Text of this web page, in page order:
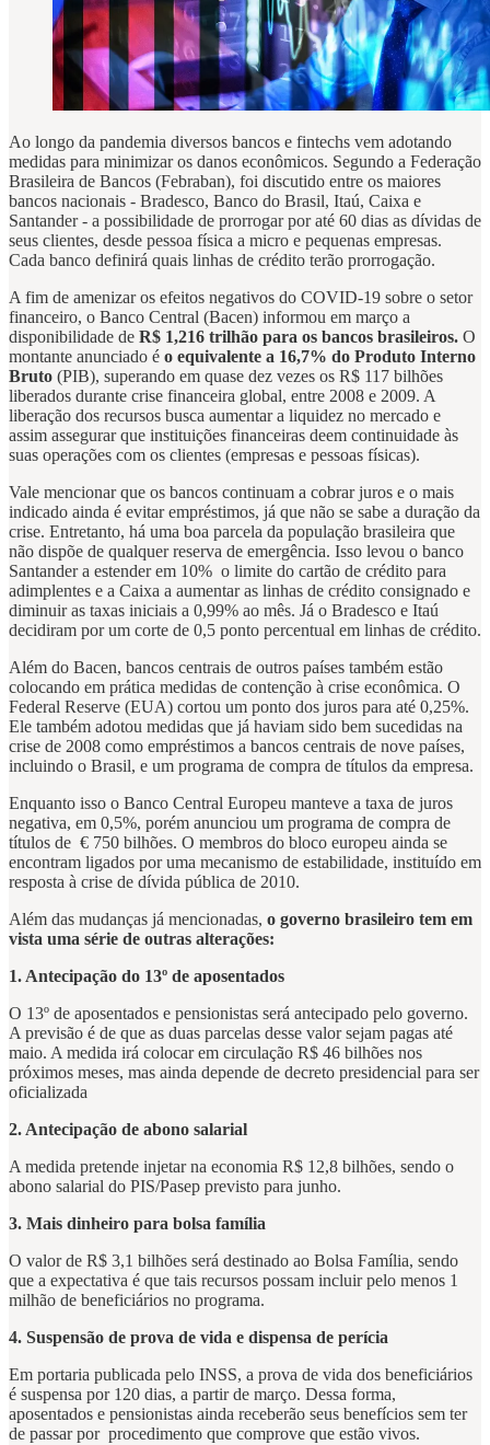
Ao longo da pandemia diversos bancos e fintechs vem adotando
medidas para minimizar os danos econômicos. Segundo a Federação
Brasileira de Bancos (Febraban), foi discutido entre os maiores
bancos nacionais - Bradesco, Banco do Brasil, Itaú, Caixa e
Santander - a possibilidade de prorrogar por até 60 dias as dívidas de
seus clientes, desde pessoa física a micro e pequenas empresas.
Cada banco definirá quais linhas de crédito terão prorrogação.
A fim de amenizar os efeitos negativos do COVID-19 sobre o setor
financeiro, o Banco Central (Bacen) informou em março a
disponibilidade de R$ 1,216 trilhão para os bancos brasileiros. O
montante anunciado é o equivalente a 16,7% do Produto Interno
Bruto (PIB), superando em quase dez vezes os R$ 117 bilhões
liberados durante crise financeira global, entre 2008 e 2009. A
liberação dos recursos busca aumentar a liquidez no mercado e
assim assegurar que instituições financeiras deem continuidade às
suas operações com os clientes (empresas e pessoas físicas).
Vale mencionar que os bancos continuam a cobrar juros e o mais
indicado ainda é evitar empréstimos, já que não se sabe a duração da
crise. Entretanto, há uma boa parcela da população brasileira que
não dispõe de qualquer reserva de emergência. Isso levou o banco
Santander a estender em 10% o limite do cartão de crédito para
adimplentes e a Caixa a aumentar as linhas de crédito consignado e
diminuir as taxas iniciais a 0,99% ao mês. Já o Bradesco e Itaú
decidiram por um corte de 0,5 ponto percentual em linhas de crédito.
Além do Bacen, bancos centrais de outros países também estão
colocando em prática medidas de contenção à crise econômica. O
Federal Reserve (EUA) cortou um ponto dos juros para até 0,25%.
Ele também adotou medidas que já haviam sido bem sucedidas na
crise de 2008 como empréstimos a bancos centrais de nove países,
incluindo o Brasil, e um programa de compra de títulos da empresa.
Enquanto isso o Banco Central Europeu manteve a taxa de juros
negativa, em 0,5%, porém anunciou um programa de compra de
títulos de € 750 bilhões. O membros do bloco europeu ainda se
encontram ligados por uma mecanismo de estabilidade, instituído em
resposta à crise de dívida pública de 2010.
Além das mudanças já mencionadas, o governo brasileiro tem em
vista uma série de outras alterações:
1. Antecipação do 13º de aposentados
O 13º de aposentados e pensionistas será antecipado pelo governo.
A previsão é de que as duas parcelas desse valor sejam pagas até
maio. A medida irá colocar em circulação R$ 46 bilhões nos
próximos meses, mas ainda depende de decreto presidencial para ser
oficializada
2. Antecipação de abono salarial
A medida pretende injetar na economia R$ 12,8 bilhões, sendo o
abono salarial do PIS/Pasep previsto para junho.
3. Mais dinheiro para bolsa família
O valor de R$ 3,1 bilhões será destinado ao Bolsa Família, sendo
que a expectativa é que tais recursos possam incluir pelo menos 1
milhão de beneficiários no programa.
4. Suspensão de prova de vida e dispensa de perícia
Em portaria publicada pelo INSS, a prova de vida dos beneficiários
é suspensa por 120 dias, a partir de março. Dessa forma,
aposentados e pensionistas ainda receberão seus benefícios sem ter
de passar por procedimento que comprove que estão vivos.